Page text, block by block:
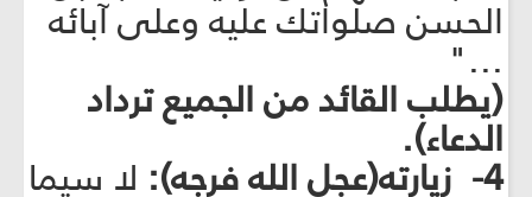
الحسن صلواتك عليه وعلى آبائه
..."
(يطلب القائد من الجميع ترداد
الدعاء).
4- زيارته(عجل الله فرجه): لا سيما